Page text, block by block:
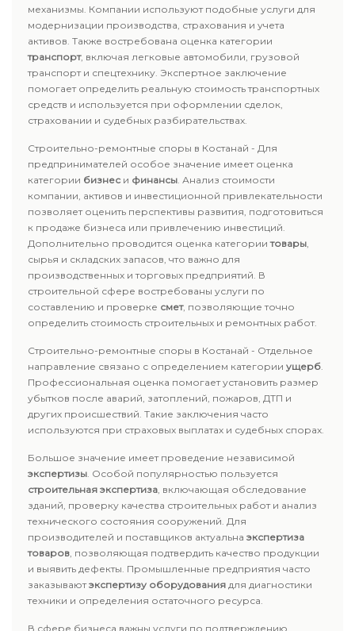
механизмы. Компании используют подобные услуги для
модернизации производства, страхования и учета
активов. Также востребована оценка категории
транспорт, включая легковые автомобили, грузовой
транспорт и спецтехнику. Экспертное заключение
помогает определить реальную стоимость транспортных
средств и используется при оформлении сделок,
страховании и судебных разбирательствах.
Строительно-ремонтные споры в Костанай - Для
предпринимателей особое значение имеет оценка
категории бизнес и финансы. Анализ стоимости
компании, активов и инвестиционной привлекательности
позволяет оценить перспективы развития, подготовиться
к продаже бизнеса или привлечению инвестиций.
Дополнительно проводится оценка категориитовары,
сырья и складских запасов, что важно для
производственных и торговых предприятий. В
строительной сфере востребованы услуги по
составлению и проверке смет, позволяющие точно
определить стоимость строительных и ремонтных работ.
Строительно-ремонтные споры в Костанай - Отдельное
направление связано с определением категории ущерб.
Профессиональная оценка помогает установить размер
убытков после аварий, затоплений, пожаров, ДТП и
других происшествий. Такие заключения часто
используются при страховых выплатах и судебных спорах.
Большое значение имеет проведение независимой
экспертизы. Особой популярностью пользуется
строительная экспертиза, включающая обследование
зданий, проверку качества строительных работ и анализ
технического состояния сооружений. Для
производителей и поставщиков актуальна экспертиза
товаров, позволяющая подтвердить качество продукции
и выявить дефекты. Промышленные предприятия часто
заказываютэкспертизу оборудования для диагностики
техники и определения остаточного ресурса.
В сфере бизнеса важны услуги по подтверждению